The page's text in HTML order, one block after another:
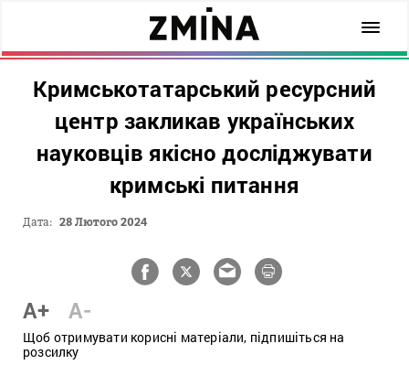
Кримськотатарський ресурсний
центр закликав українських
науковців якісно досліджувати
кримські питання
Дата: 28 Лютого 2024
A+ A-
Щоб отримувати корисні матеріали, підпишіться на
розсилку